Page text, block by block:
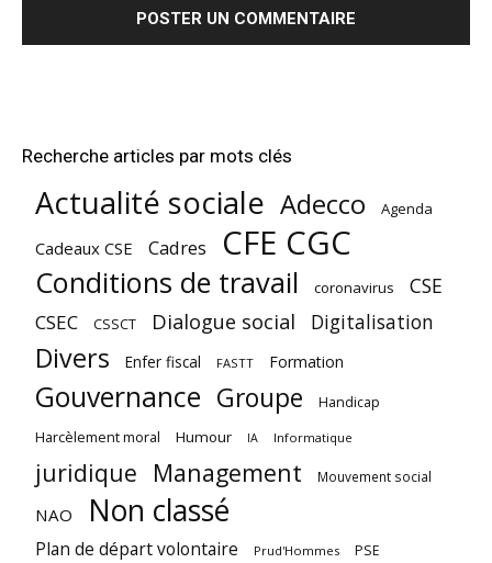
Recherche articles par mots clés
Actualité sociale Adecco Agenda
Cadeaux CSE Cadres CFE CGC
Conditions de travail coronavirus CSE
CSEC CSSCT Dialogue social Digitalisation
Divers Enfer fiscal FASTT Formation
Gouvernance Groupe Handicap
Harcèlement moral Humour IA Informatique
juridique Management Mouvement social
NAO Non classé
Plan de départ volontaire Prud'Hommes PSE